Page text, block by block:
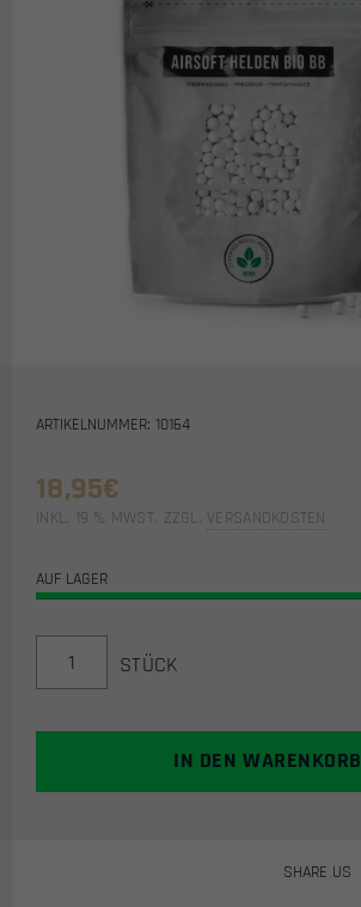
ARTIKELNUMMER: 10164
18,95€
INKL. 19 % MWST. ZZGL. VERSANDKOSTEN
AUF LAGER
HELDEN
BIO
(1000
STÜCK
IN DEN WARENKORB
SHARE US